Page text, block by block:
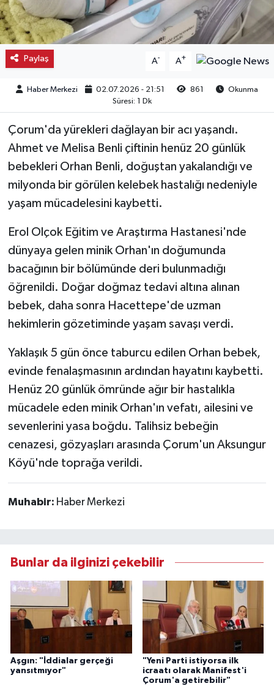
Paylaş A- A+
Haber Merkezi 02.07.2026 - 21:51 861
Okunma
Süresi: 1 Dk
Çorum'da yürekleri dağlayan bir acı yaşandı.
Ahmet ve Melisa Benli çiftinin henüz 20 günlük
bebekleri Orhan Benli, doğuştan yakalandığı ve
milyonda bir görülen kelebek hastalığı nedeniyle
yaşam mücadelesini kaybetti.
Erol Olçok Eğitim ve Araştırma Hastanesi'nde
dünyaya gelen minik Orhan'ın doğumunda
bacağının bir bölümünde deri bulunmadığı
öğrenildi. Doğar doğmaz tedavi altına alınan
bebek, daha sonra Hacettepe'de uzman
hekimlerin gözetiminde yaşam savaşı verdi.
Yaklaşık 5 gün önce taburcu edilen Orhan bebek,
evinde fenalaşmasının ardından hayatını kaybetti.
Henüz 20 günlük ömründe ağır bir hastalıkla
mücadele eden minik Orhan'ın vefatı, ailesini ve
sevenlerini yasa boğdu. Talihsiz bebeğin
cenazesi, gözyaşları arasında Çorum'un Aksungur
Köyü'nde toprağa verildi.
Muhabir: Haber Merkezi
Bunlar da ilginizi çekebilir
Aşgın: "İddialar gerçeği
yansıtmıyor"
"Yeni Parti istiyorsa ilk
icraatı olarak Manifest'i
Çorum'a getirebilir"
Kargı
Laçin
Mecitözü
Oğuzlar
Ortaköy
Osmancık
Sungurlu
Uğurludağ
Sağlık